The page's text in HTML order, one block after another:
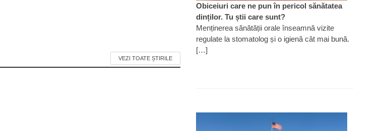
VEZI TOATE ȘTIRILE
Obiceiuri care ne pun în pericol sănătatea
dinților. Tu știi care sunt?
Menținerea sănătății orale înseamnă vizite
regulate la stomatolog și o igienă cât mai bună.
[…]